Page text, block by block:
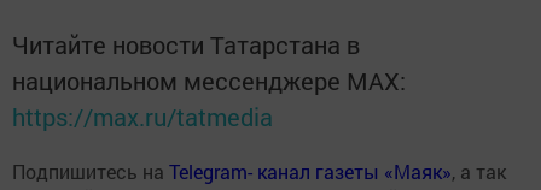
Читайте новости Татарстана в
национальном мессенджере MАХ:
https://max.ru/tatmedia
Подпишитесь на Telegram- канал газеты «Маяк», а так